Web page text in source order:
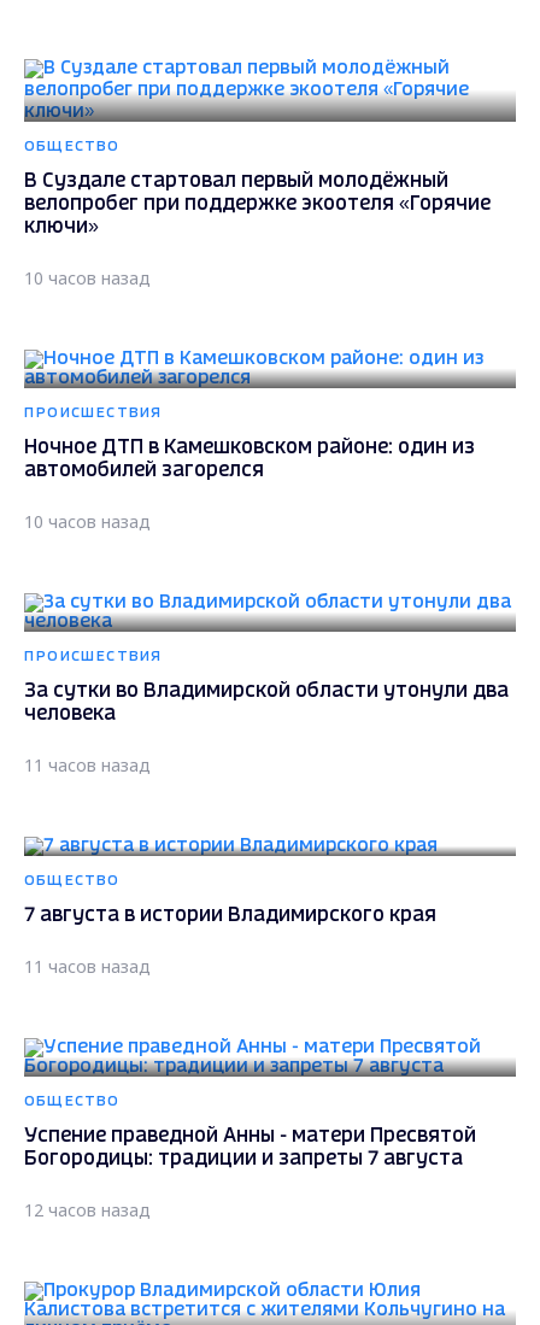
ОБЩЕСТВО
В Суздале стартовал первый молодёжный
велопробег при поддержке экоотеля «Горячие
ключи»
10 часов назад
ПРОИСШЕСТВИЯ
Ночное ДТП в Камешковском районе: один из
автомобилей загорелся
10 часов назад
ПРОИСШЕСТВИЯ
За сутки во Владимирской области утонули два
человека
11 часов назад
ОБЩЕСТВО
7 августа в истории Владимирского края
11 часов назад
ОБЩЕСТВО
Успение праведной Анны - матери Пресвятой
Богородицы: традиции и запреты 7 августа
12 часов назад